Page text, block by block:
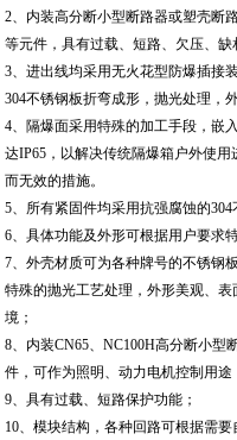
2、内装高分断小型断路器或塑壳断
等元件，具有过载、短路、欠压、缺
3、进出线均采用无火花型防爆插接
304不锈钢板折弯成形，抛光处理，
4、隔爆面采用特殊的加工手段，嵌
达IP65，以解决传统隔爆箱户外使
而无效的措施。
5、所有紧固件均采用抗强腐蚀的304
6、具体功能及外形可根据用户要求特
7、外壳材质可为各种牌号的不锈钢
特殊的抛光工艺处理，外形美观、
境；
8、内装CN65、NC100H高分断小
件，可作为照明、动力电机控制用途
9、具有过载、短路保护功能；
10、模块结构，各种回路可根据需要